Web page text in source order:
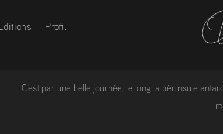
Profil
C'est par une belle journée, le long la péninsule